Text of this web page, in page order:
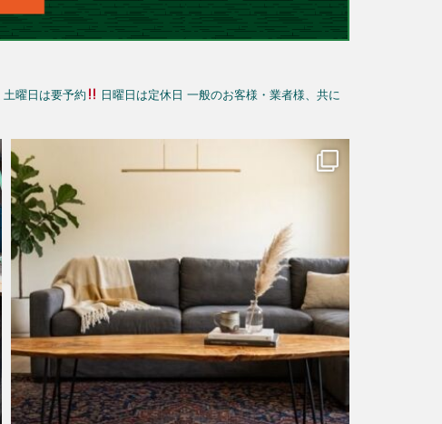
土曜日は要予約 日曜日は定休日 一般のお客様・業者様、共に